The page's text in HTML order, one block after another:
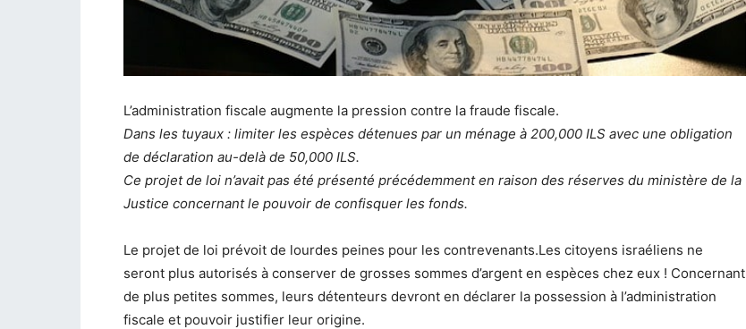
L’administration fiscale augmente la pression contre la fraude fiscale.
Dans les tuyaux : limiter les espèces détenues par un ménage à 200,000 ILS avec une obligation
de déclaration au-delà de 50,000 ILS.
Ce projet de loi n’avait pas été présenté précédemment en raison des réserves du ministère de la
Justice concernant le pouvoir de confisquer les fonds.
Le projet de loi prévoit de lourdes peines pour les contrevenants.Les citoyens israéliens ne
seront plus autorisés à conserver de grosses sommes d’argent en espèces chez eux ! Concernant
de plus petites sommes, leurs détenteurs devront en déclarer la possession à l’administration
fiscale et pouvoir justifier leur origine.